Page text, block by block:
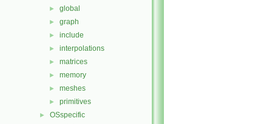
► global
► graph
► include
► interpolations
► matrices
► memory
► meshes
► primitives
► OSspecific